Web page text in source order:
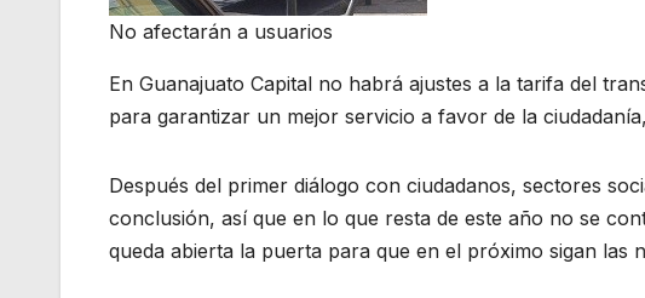
No afectarán a usuarios
En Guanajuato Capital no habrá ajustes a la tarifa del
para garantizar un mejor servicio a favor de la
Después del primer diálogo con ciudadanos, sectores
conclusión, así que en lo que resta de este año no se
queda abierta la puerta para que en el próximo sigan las